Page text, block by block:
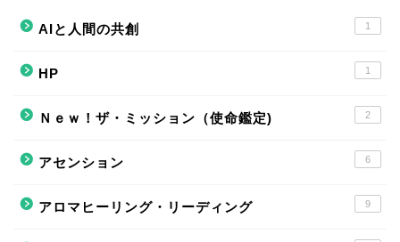
AIと人間の共創 1
HP 1
Ｎｅｗ！ザ・ミッション（使命鑑定) 2
アセンション 6
アロマヒーリング・リーディング 9